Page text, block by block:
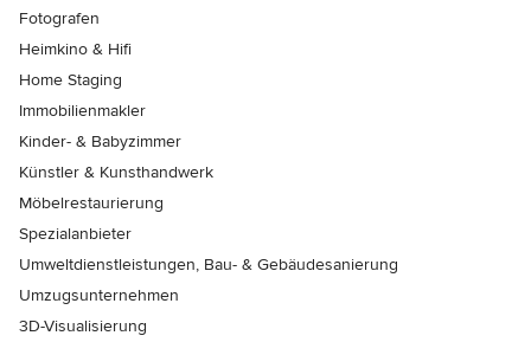
Fotografen
Heimkino & Hifi
Home Staging
Immobilienmakler
Kinder- & Babyzimmer
Künstler & Kunsthandwerk
Möbelrestaurierung
Spezialanbieter
Umweltdienstleistungen, Bau- & Gebäudesanierung
Umzugsunternehmen
3D-Visualisierung